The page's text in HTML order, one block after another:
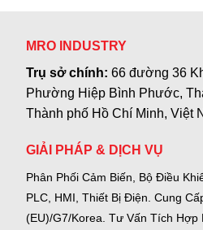
MRO INDUSTRY
Trụ sở chính:66 đường 36
Phường Hiệp Bình Phước,
Thành phố Hồ Chí Minh, Việt
GIẢI PHÁP & DỊCH VỤ
Phân Phối Cảm Biến, Bộ Điều
PLC, HMI, Thiết Bị Điện. Cung
(EU)/G7/Korea. Tư Vấn Tích Hợp